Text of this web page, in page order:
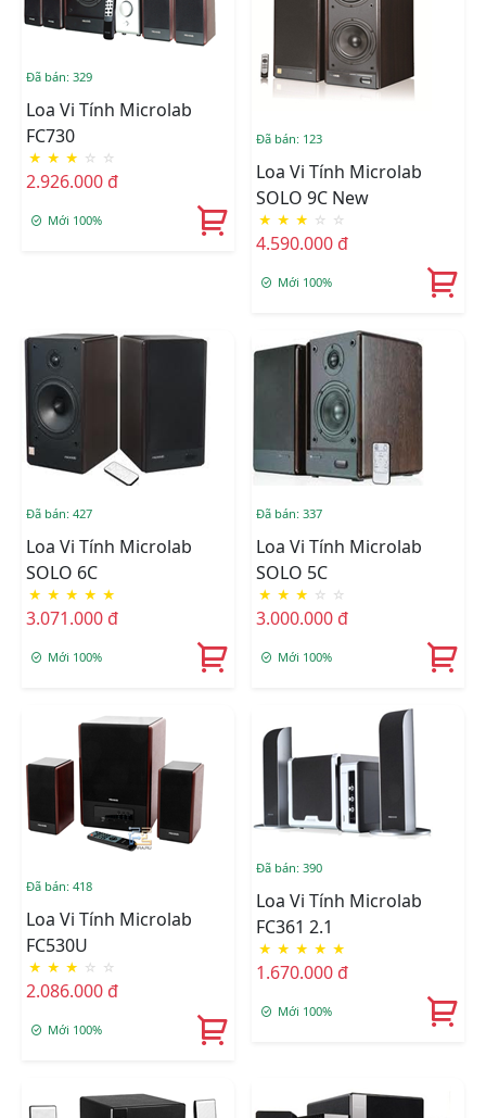
Đã bán: 329
Loa Vi Tính Microlab
FC730
★ ★ ★ ☆ ☆
2.926.000 đ
Mới 100%
Đã bán: 123
Loa Vi Tính Microlab
SOLO 9C New
★ ★ ★ ☆ ☆
4.590.000 đ
Mới 100%
Đã bán: 427
Loa Vi Tính Microlab
SOLO 6C
★ ★ ★ ★ ★
3.071.000 đ
Mới 100%
Đã bán: 337
Loa Vi Tính Microlab
SOLO 5C
★ ★ ★ ☆ ☆
3.000.000 đ
Mới 100%
Đã bán: 418
Loa Vi Tính Microlab
FC530U
★ ★ ★ ☆ ☆
2.086.000 đ
Mới 100%
Đã bán: 390
Loa Vi Tính Microlab
FC361 2.1
★ ★ ★ ★ ★
1.670.000 đ
Mới 100%